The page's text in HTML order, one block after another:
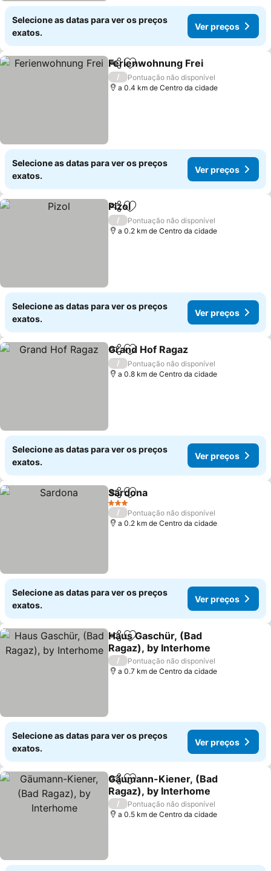
Selecione as datas para ver os preços
exatos.
Ver preços
PartilharAdicionar aos favoritos
Ferienwohnung Frei
/
Pontuação não disponível
a 0.4 km de Centro da cidade
Selecione as datas para ver os preços
exatos.
Ver preços
PartilharAdicionar aos favoritos
Pizol
/
Pontuação não disponível
a 0.2 km de Centro da cidade
Selecione as datas para ver os preços
exatos.
Ver preços
PartilharAdicionar aos favoritos
Grand Hof Ragaz
/
Pontuação não disponível
a 0.8 km de Centro da cidade
Selecione as datas para ver os preços
exatos.
Ver preços
PartilharAdicionar aos favoritos
Sardona
3 Estrelas
/
Pontuação não disponível
a 0.2 km de Centro da cidade
Selecione as datas para ver os preços
exatos.
Ver preços
PartilharAdicionar aos favoritos
Haus Gaschür, (Bad
Ragaz), by Interhome
Ver preços
/
Pontuação não disponível
a 0.7 km de Centro da cidade
Selecione as datas para ver os preços
exatos.
Ver preços
PartilharAdicionar aos favoritos
Gäumann-Kiener, (Bad
Ragaz), by Interhome
Ver preços
/
Pontuação não disponível
a 0.5 km de Centro da cidade